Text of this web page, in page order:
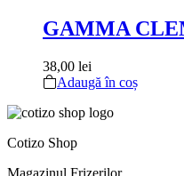
GAMMA
38,00 lei
Adaugă în coș
Cotizo Shop
Magazinul Frizerilor